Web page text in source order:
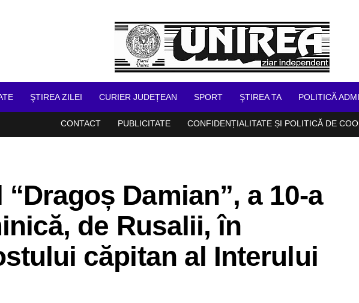
ŞTIREA ZILEI CURIER JUDEȚEAN SPORT ŞTIREA TA POLITICĂ
CONTACT PUBLICITATE CONFIDENȚIALITATE ȘI POLITICĂ DE
Damian”, a 10-a
de Rusalii, în
căpitan al Interului